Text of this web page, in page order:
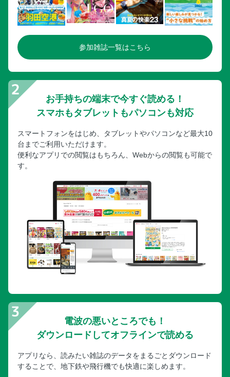
参加雑誌一覧はこちら
お手持ちの端末で今すぐ読める！
スマホもタブレットもパソコンも対応
スマートフォンをはじめ、タブレットやパソコンなど最大10
台までご利用いただけます。
便利なアプリでの閲覧はもちろん、Webからの閲覧も可能で
す。
電波の悪いところでも！
ダウンロードしてオフラインで読める
アプリなら、読みたい雑誌のデータをまるごとダウンロード
することで、地下鉄や飛行機でも快適に楽しめます。